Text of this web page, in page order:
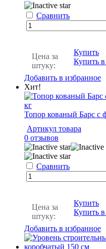
Сравнить
Цена за
штуку:
Купить
Купить
Добавить в избранное
Хит!
Топор кованый Барс с
Артикул товара
0 отзывов
Сравнить
Цена за
штуку:
Купить
Купить
Добавить в избранное